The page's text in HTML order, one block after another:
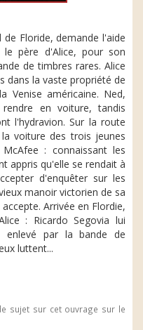
Floride, demande l'aide
père d'Alice, pour son
de timbres rares. Alice
dans la vaste propriété de
Venise américaine. Ned,
en voiture, tandis
l'hydravion. Sur la route
voiture des trois jeunes
: connaissant les
appris qu'elle se rendait à
d'enquêter sur les
manoir victorien de sa
Arrivée en Flordie,
: Ricardo Segovia lui
enlevé par la bande de
luttent...
sujet sur cet ouvrage sur le